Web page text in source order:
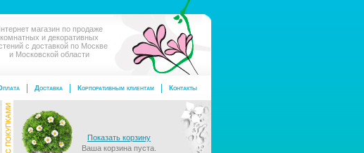
магазин по продаже
комнатных и декоративных
с доставкой по Москве
и Московской области
Контакты
Корпоративным клиентам
Доставка
Показать корзину
Ваша корзина пуста.